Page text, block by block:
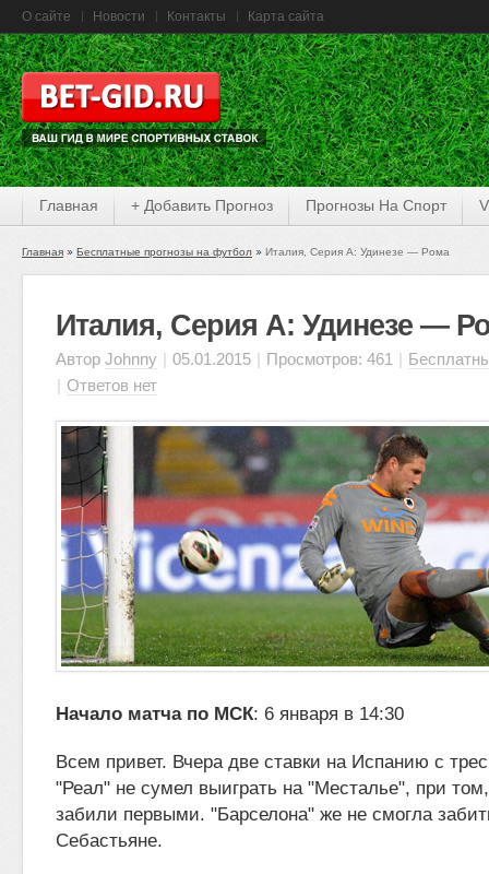
О сайте Новости Контакты Карта сайта
Главная + Добавить Прогноз Прогнозы На Спорт
Главная Бесплатные прогнозы на футбол Италия, Серия А: Удинезе — Рома
Италия, Серия А: Удинезе —
Автор Johnny | 05.01.2015 | Просмотров: 461 |
| Ответов нет
Начало матча по МСК: 6 января в 14:30
Всем привет. Вчера две ставки на Испанию с
"Реал" не сумел выиграть на "Месталье", при
забили первыми. "Барселона" же не смогла
Себастьяне.